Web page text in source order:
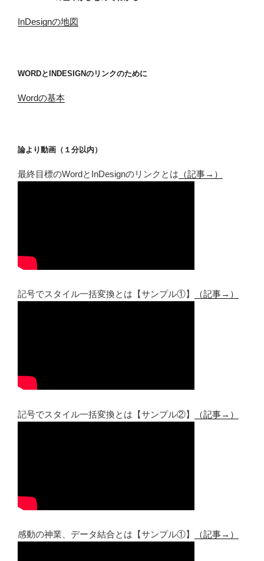
InDesignの地図
WORDとINDESIGNのリンクのために
Wordの基本
論より動画（１分以内）
最終目標のWordとInDesignのリンクとは （記事→）
記号でスタイル一括変換とは【サンプル①】 （記事→）
記号でスタイル一括変換とは【サンプル②】 （記事→）
感動の神業、データ結合とは【サンプル①】 （記事→）